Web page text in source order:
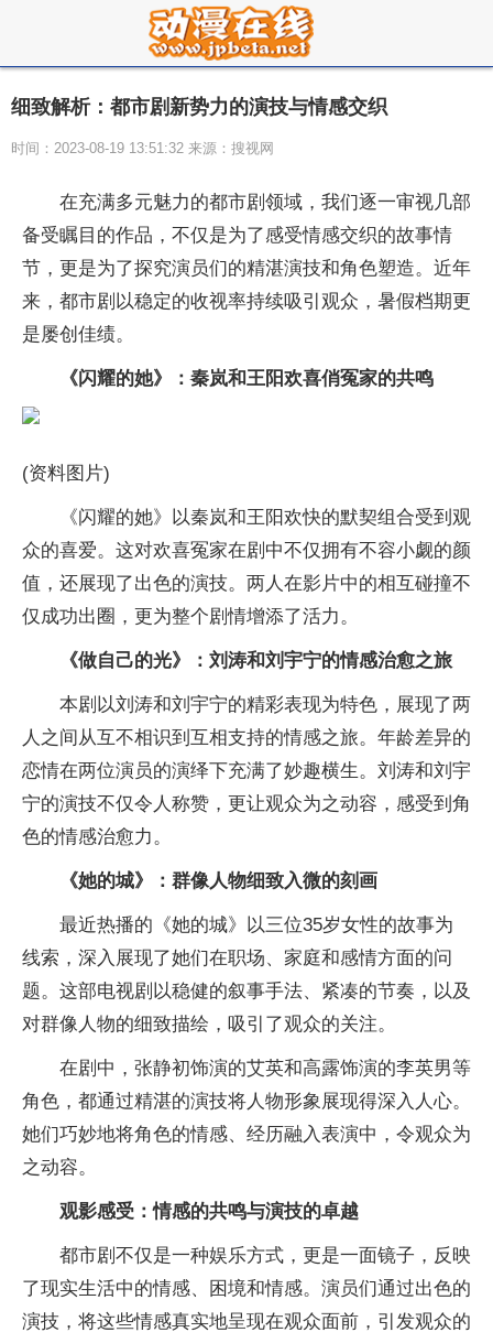
细致解析：都市剧新势力的演技与情感交织
时间：2023-08-19 13:51:32 来源：搜视网
在充满多元魅力的都市剧领域，我们逐一审视几部
备受瞩目的作品，不仅是为了感受情感交织的故事情
节，更是为了探究演员们的精湛演技和角色塑造。近年
来，都市剧以稳定的收视率持续吸引观众，暑假档期更
是屡创佳绩。
《闪耀的她》：秦岚和王阳欢喜俏冤家的共鸣
(资料图片)
《闪耀的她》以秦岚和王阳欢快的默契组合受到观
众的喜爱。这对欢喜冤家在剧中不仅拥有不容小觑的颜
值，还展现了出色的演技。两人在影片中的相互碰撞不
仅成功出圈，更为整个剧情增添了活力。
《做自己的光》：刘涛和刘宇宁的情感治愈之旅
本剧以刘涛和刘宇宁的精彩表现为特色，展现了两
人之间从互不相识到互相支持的情感之旅。年龄差异的
恋情在两位演员的演绎下充满了妙趣横生。刘涛和刘宇
宁的演技不仅令人称赞，更让观众为之动容，感受到角
色的情感治愈力。
《她的城》：群像人物细致入微的刻画
最近热播的《她的城》以三位35岁女性的故事为
线索，深入展现了她们在职场、家庭和感情方面的问
题。这部电视剧以稳健的叙事手法、紧凑的节奏，以及
对群像人物的细致描绘，吸引了观众的关注。
在剧中，张静初饰演的艾英和高露饰演的李英男等
角色，都通过精湛的演技将人物形象展现得深入人心。
她们巧妙地将角色的情感、经历融入表演中，令观众为
之动容。
观影感受：情感的共鸣与演技的卓越
都市剧不仅是一种娱乐方式，更是一面镜子，反映
了现实生活中的情感、困境和情感。演员们通过出色的
演技，将这些情感真实地呈现在观众面前，引发观众的